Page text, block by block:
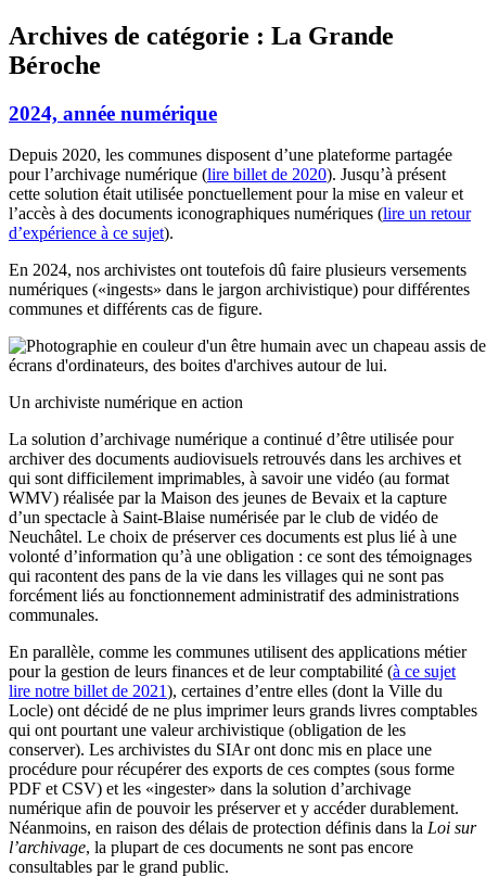
Archives de catégorie : La Grande
Béroche
2024, année numérique
Depuis 2020, les communes disposent d’une plateforme partagée
pour l’archivage numérique (lire billet de 2020). Jusqu’à présent
cette solution était utilisée ponctuellement pour la mise en valeur et
l’accès à des documents iconographiques numériques (lire un retour
d’expérience à ce sujet).
En 2024, nos archivistes ont toutefois dû faire plusieurs versements
numériques («ingests» dans le jargon archivistique) pour différentes
communes et différents cas de figure.
Un archiviste numérique en action
La solution d’archivage numérique a continué d’être utilisée pour
archiver des documents audiovisuels retrouvés dans les archives et
qui sont difficilement imprimables, à savoir une vidéo (au format
WMV) réalisée par la Maison des jeunes de Bevaix et la capture
d’un spectacle à Saint-Blaise numérisée par le club de vidéo de
Neuchâtel. Le choix de préserver ces documents est plus lié à une
volonté d’information qu’à une obligation : ce sont des témoignages
qui racontent des pans de la vie dans les villages qui ne sont pas
forcément liés au fonctionnement administratif des administrations
communales.
En parallèle, comme les communes utilisent des applications métier
pour la gestion de leurs finances et de leur comptabilité (à ce sujet
lire notre billet de 2021), certaines d’entre elles (dont la Ville du
Locle) ont décidé de ne plus imprimer leurs grands livres comptables
qui ont pourtant une valeur archivistique (obligation de les
conserver). Les archivistes du SIAr ont donc mis en place une
procédure pour récupérer des exports de ces comptes (sous forme
PDF et CSV) et les «ingester» dans la solution d’archivage
numérique afin de pouvoir les préserver et y accéder durablement.
Néanmoins, en raison des délais de protection définis dans la Loi sur
l’archivage, la plupart de ces documents ne sont pas encore
consultables par le grand public.